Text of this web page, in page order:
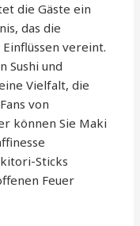
die Gäste ein
das die
vereint.
Sushi und
Vielfalt, die
von
können Sie Maki
Sticks
Feuer